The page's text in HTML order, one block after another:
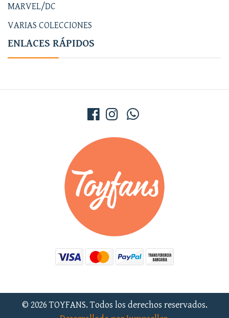
MARVEL/DC
VARIAS COLECCIONES
ENLACES RÁPIDOS
© 2026 TOYFANS. Todos los derechos reservados.